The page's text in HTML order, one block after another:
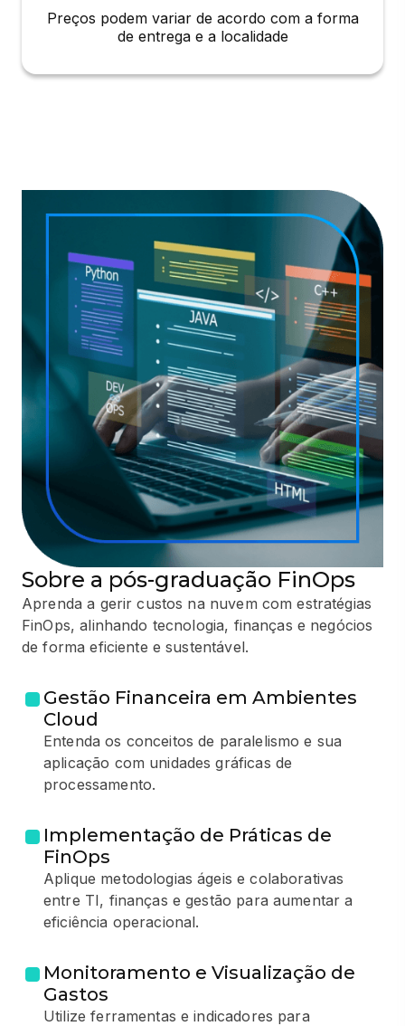
Preços podem variar de acordo com a forma
de entrega e a localidade
Sobre a pós-graduação FinOps
Aprenda a gerir custos na nuvem com estratégias
FinOps, alinhando tecnologia, finanças e negócios
de forma eficiente e sustentável.
Gestão Financeira em Ambientes
Cloud
Entenda os conceitos de paralelismo e sua
aplicação com unidades gráficas de
processamento.
Implementação de Práticas de
FinOps
Aplique metodologias ágeis e colaborativas
entre TI, finanças e gestão para aumentar a
eficiência operacional.
Monitoramento e Visualização de
Gastos
Utilize ferramentas e indicadores para